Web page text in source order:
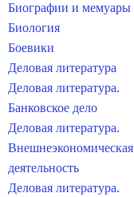
Биографии и мемуары
Биология
Боевики
Деловая литература
Деловая литература.
Банковское дело
Деловая литература.
Внешнеэкономическая
деятельность
Деловая литература.